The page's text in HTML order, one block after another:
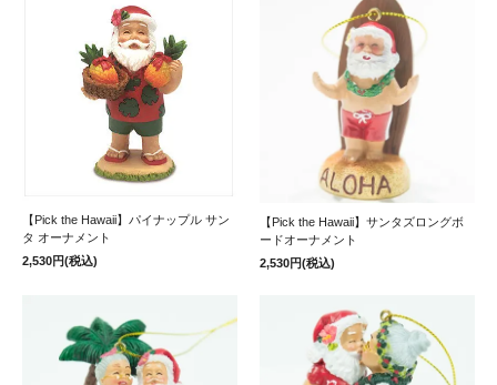
【Pick the Hawaii】パイナップル サン
タ オーナメント
2,530円(税込)
【Pick the Hawaii】サンタズロングボ
ードオーナメント
2,530円(税込)